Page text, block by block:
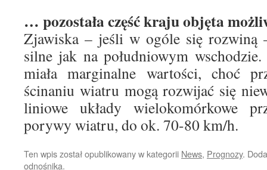
… pozostała część kraju objęta
Zjawiska – jeśli w ogóle się rozwiną
silne jak na południowym
miała marginalne wartości, choć
ścinaniu wiatru mogą rozwijać się
liniowe układy wielokomórkowe
porywy wiatru, do ok. 70-80 km/h.
Ten wpis został opublikowany w kategorii News, Prognozy.
odnośnika.